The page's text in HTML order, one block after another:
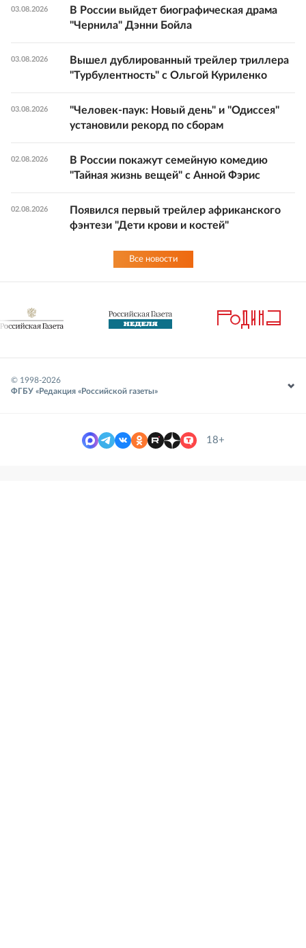
03.08.2026
В России выйдет биографическая драма
"Чернила" Дэнни Бойла
03.08.2026
Вышел дублированный трейлер триллера
"Турбулентность" с Ольгой Куриленко
03.08.2026
"Человек-паук: Новый день" и "Одиссея"
установили рекорд по сборам
02.08.2026
В России покажут семейную комедию
"Тайная жизнь вещей" с Анной Фэрис
02.08.2026
Появился первый трейлер африканского
фэнтези "Дети крови и костей"
Все новости
© 1998-2026
ФГБУ «Редакция «Российской газеты»
18+